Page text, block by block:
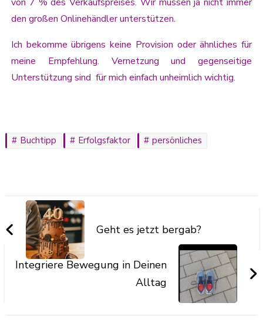
den großen Onlinehändler unterstützen.
Ich bekomme übrigens keine Provision oder ähnliches für
meine Empfehlung. Vernetzung und gegenseitige
Unterstützung sind für mich einfach unheimlich wichtig.
Buchtipp Erfolgsfaktor persönliches
Geht es jetzt bergab?
Integriere Bewegung in Deinen
Alltag